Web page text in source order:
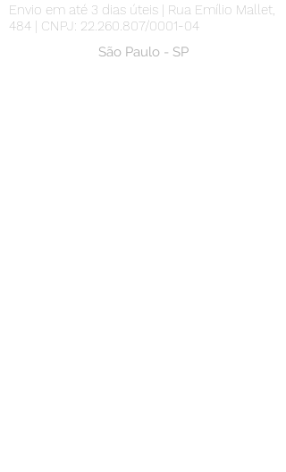
Envio em até 3 dias úteis | Rua Emílio Mallet,
484 | CNPJ: 22.260.807/0001-04
São Paulo - SP